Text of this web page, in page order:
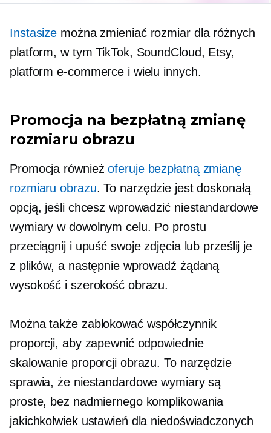
Instasize można zmieniać rozmiar dla różnych
platform, w tym TikTok, SoundCloud, Etsy,
platform e-commerce i wielu innych.
Promocja na bezpłatną zmianę
rozmiaru obrazu
Promocja równieżoferuje bezpłatną zmianę
rozmiaru obrazu. To narzędzie jest doskonałą
opcją, jeśli chcesz wprowadzić niestandardowe
wymiary w dowolnym celu. Po prostu
przeciągnij i upuść swoje zdjęcia lub prześlij je
z plików, a następnie wprowadź żądaną
wysokość i szerokość obrazu.
Można także zablokować współczynnik
proporcji, aby zapewnić odpowiednie
skalowanie proporcji obrazu. To narzędzie
sprawia, że ​​niestandardowe wymiary są
proste, bez nadmiernego komplikowania
jakichkolwiek ustawień dla niedoświadczonych